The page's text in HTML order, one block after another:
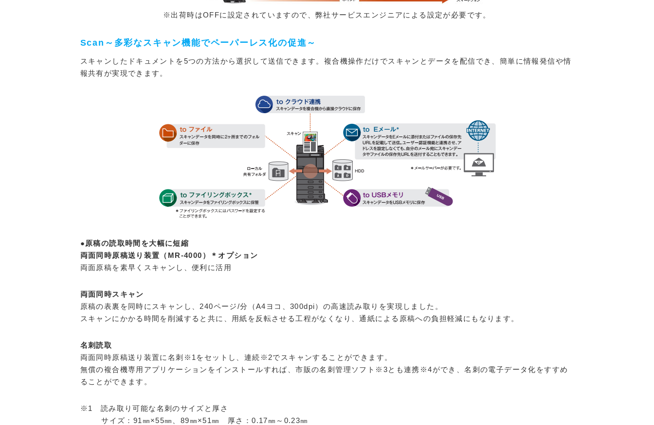
※出荷時はOFFに設定されていますので、弊社サービスエンジニアによる設定が必要です。
Scan～多彩なスキャン機能でペーパーレス化の促進～
スキャンしたドキュメントを5つの方法から選択して送信できます。複合機操作だけでスキャンとデータを配信でき、簡単に情報発信や情
報共有が実現できます。
●原稿の読取時間を大幅に短縮
両面同時原稿送り装置（MR-4000）＊オプション
両面原稿を素早くスキャンし、便利に活用
両面同時スキャン
原稿の表裏を同時にスキャンし、240ページ/分（A4ヨコ、300dpi）の高速読み取りを実現しました。
スキャンにかかる時間を削減すると共に、用紙を反転させる工程がなくなり、通紙による原稿への負担軽減にもなります。
名刺読取
両面同時原稿送り装置に名刺※1をセットし、連続※2でスキャンすることができます。
無償の複合機専用アプリケーションをインストールすれば、市販の名刺管理ソフト※3とも連携※4ができ、名刺の電子データ化をすすめ
ることができます。
※1 読み取り可能な名刺のサイズと厚さ
サイズ：91㎜×55㎜、89㎜×51㎜ 厚さ：0.17㎜～0.23㎜